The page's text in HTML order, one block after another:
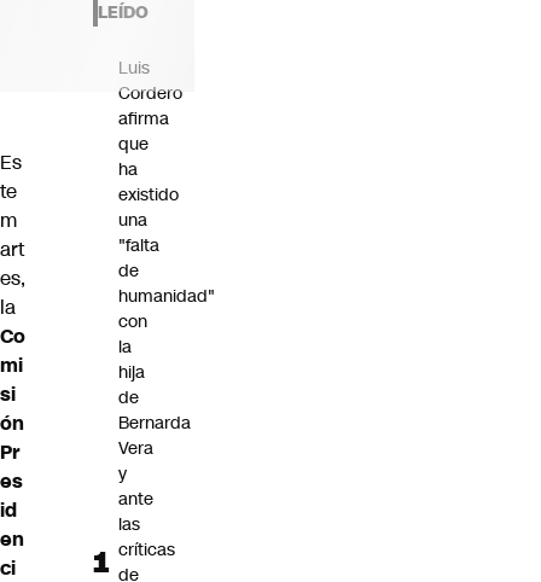
Es
te
m
art
es,
la
Co
mi
si
ón
Pr
es
id
en
ci
LEÍDO
Luis
Cordero
afirma
que
ha
existido
una
"falta
de
humanidad"
con
la
hija
de
Bernarda
Vera
y
ante
las
críticas
de